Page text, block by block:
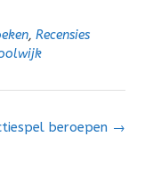
, Recensies
beroepen →